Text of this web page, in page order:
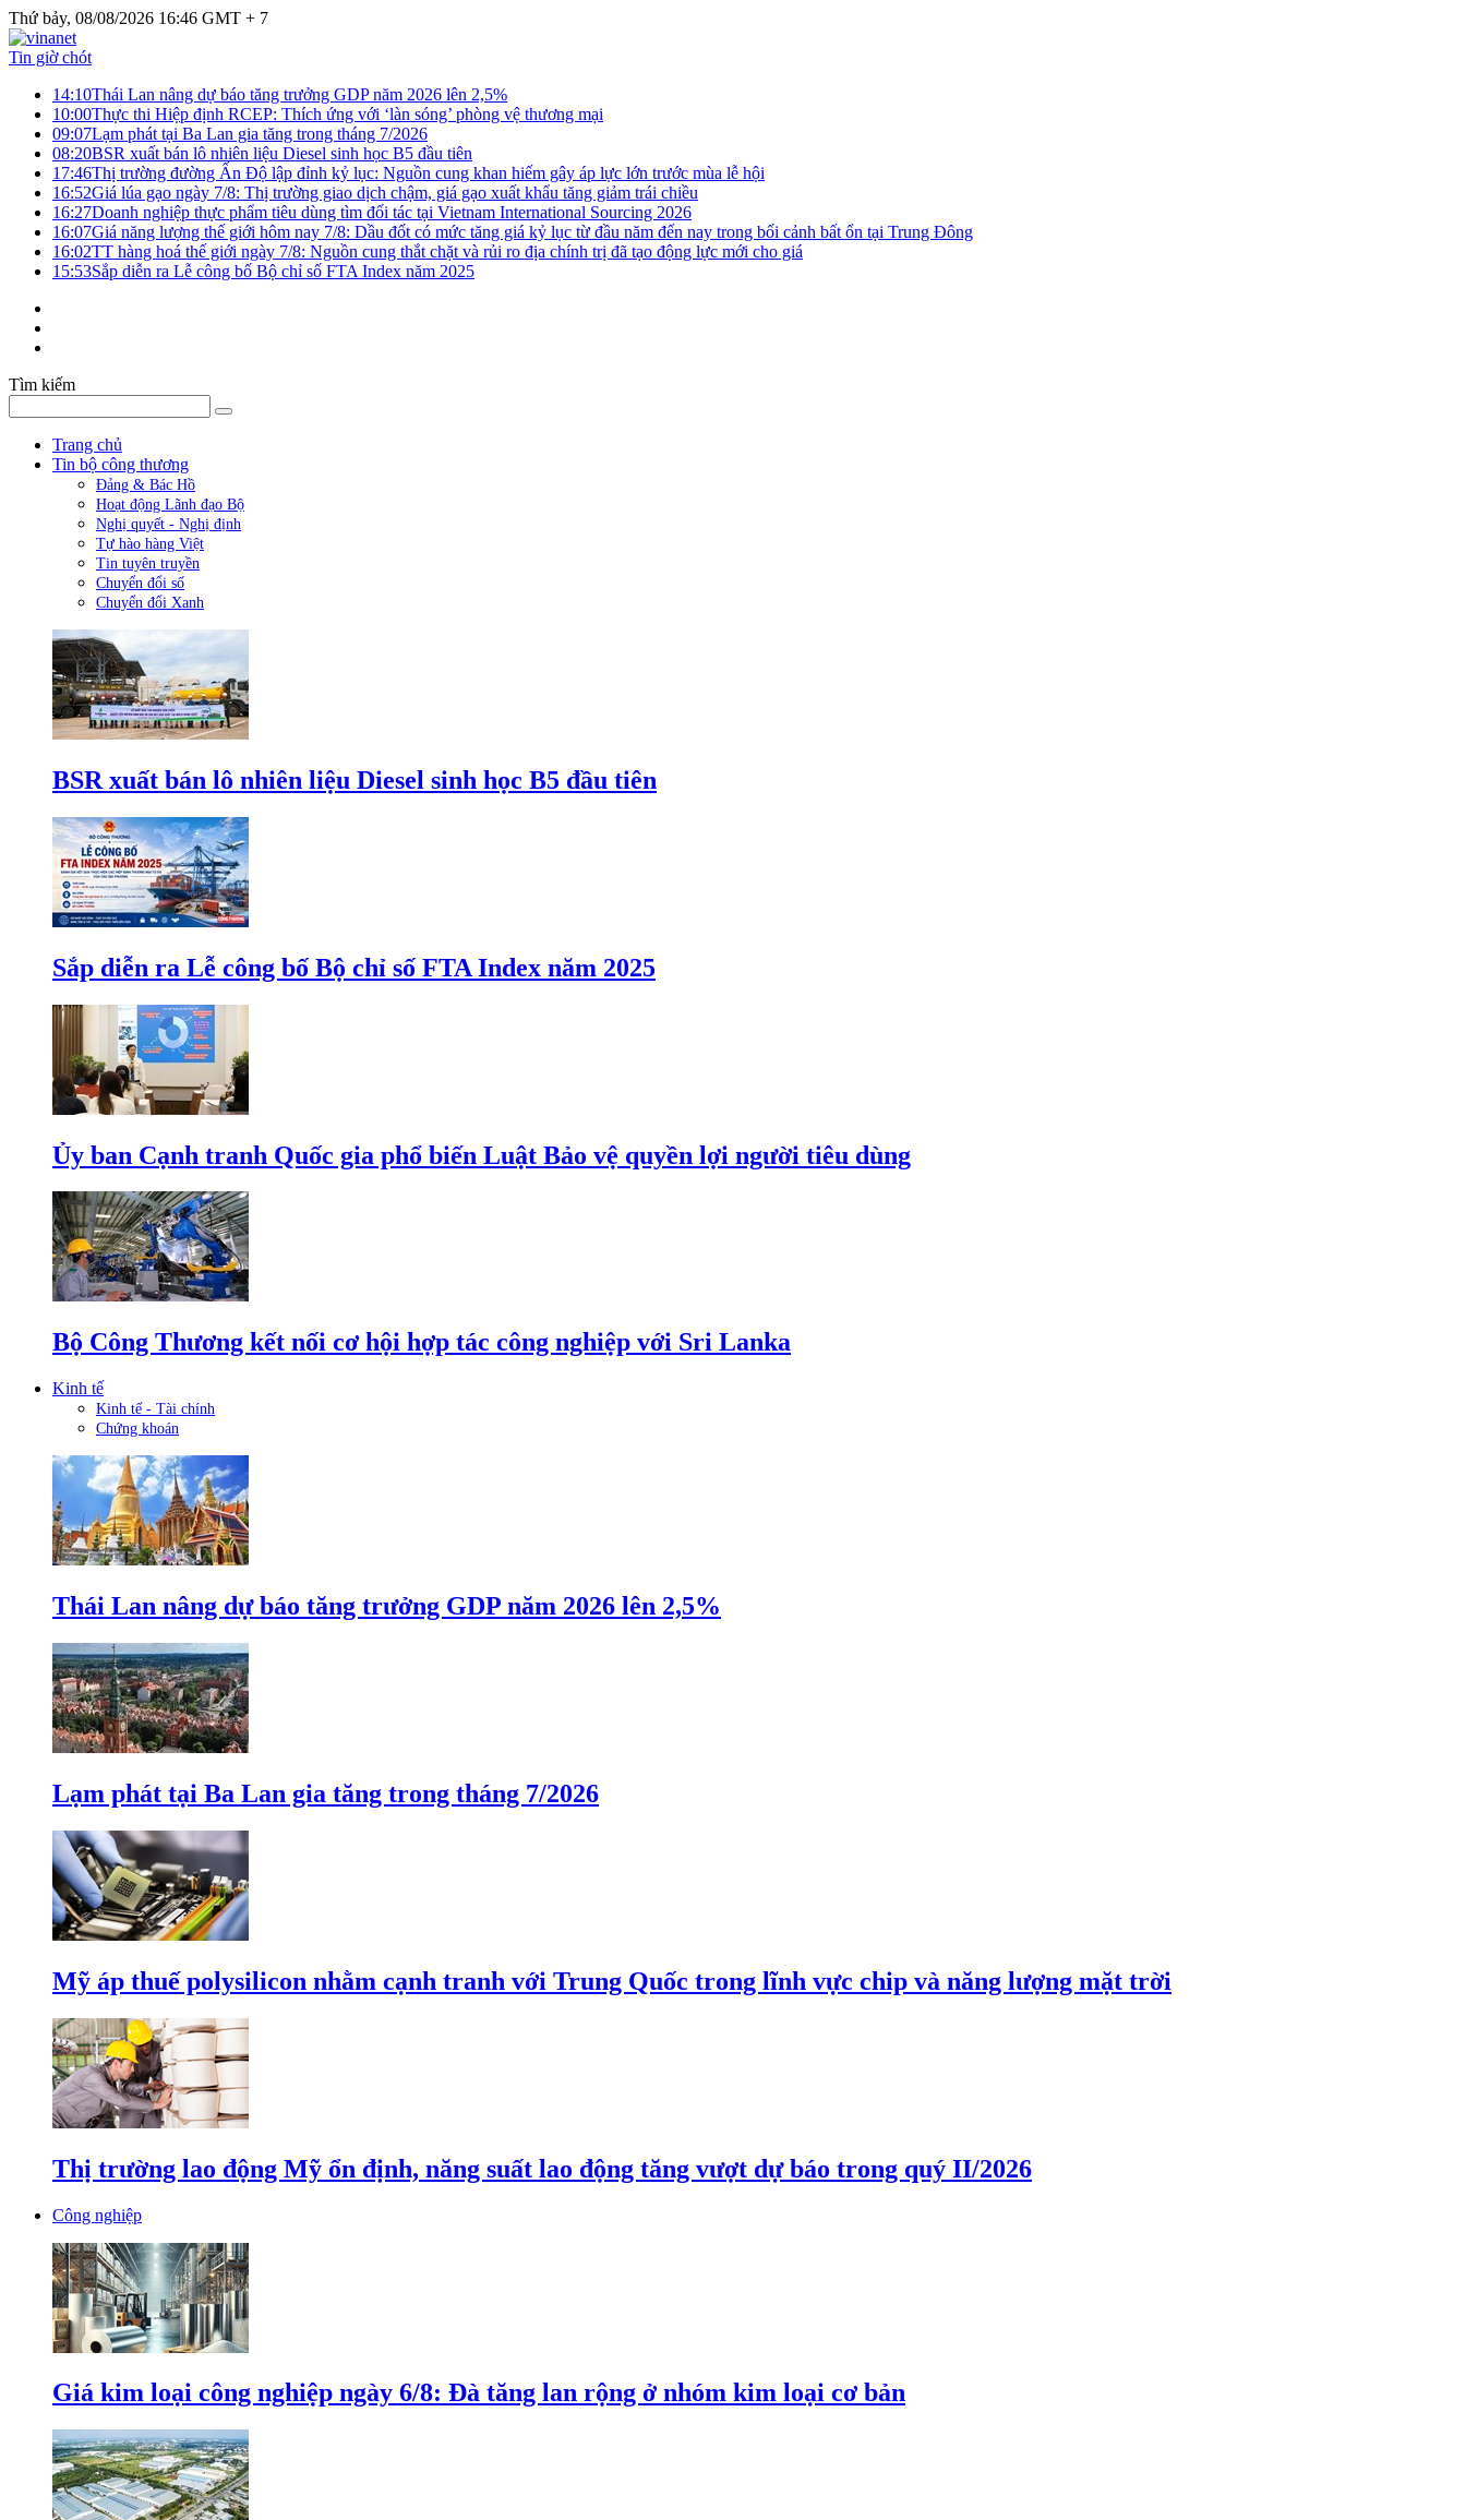
Thứ bảy, 08/08/2026 16:46 GMT + 7
Tin giờ chót
14:10Thái Lan nâng dự báo tăng trưởng GDP năm 2026 lên 2,5%
10:00Thực thi Hiệp định RCEP: Thích ứng với ‘làn sóng’ phòng vệ thương mại
09:07Lạm phát tại Ba Lan gia tăng trong tháng 7/2026
08:20BSR xuất bán lô nhiên liệu Diesel sinh học B5 đầu tiên
17:46Thị trường đường Ấn Độ lập đỉnh kỷ lục: Nguồn cung khan hiếm gây áp lực lớn trước mùa lễ hội
16:52Giá lúa gạo ngày 7/8: Thị trường giao dịch chậm, giá gạo xuất khẩu tăng giảm trái chiều
16:27Doanh nghiệp thực phẩm tiêu dùng tìm đối tác tại Vietnam International Sourcing 2026
16:07Giá năng lượng thế giới hôm nay 7/8: Dầu đốt có mức tăng giá kỷ lục từ đầu năm đến nay trong bối cảnh bất ổn tại Trung Đông
16:02TT hàng hoá thế giới ngày 7/8: Nguồn cung thắt chặt và rủi ro địa chính trị đã tạo động lực mới cho giá
15:53Sắp diễn ra Lễ công bố Bộ chỉ số FTA Index năm 2025
Tìm kiếm
Trang chủ
Tin bộ công thương
Đảng & Bác Hồ
Hoạt động Lãnh đạo Bộ
Nghị quyết - Nghị định
Tự hào hàng Việt
Tin tuyên truyền
Chuyển đổi số
Chuyển đổi Xanh
BSR xuất bán lô nhiên liệu Diesel sinh học B5 đầu tiên
Sắp diễn ra Lễ công bố Bộ chỉ số FTA Index năm 2025
Ủy ban Cạnh tranh Quốc gia phổ biến Luật Bảo vệ quyền lợi người tiêu dùng
Bộ Công Thương kết nối cơ hội hợp tác công nghiệp với Sri Lanka
Kinh tế
Kinh tế - Tài chính
Chứng khoán
Thái Lan nâng dự báo tăng trưởng GDP năm 2026 lên 2,5%
Lạm phát tại Ba Lan gia tăng trong tháng 7/2026
Mỹ áp thuế polysilicon nhằm cạnh tranh với Trung Quốc trong lĩnh vực chip và năng lượng mặt trời
Thị trường lao động Mỹ ổn định, năng suất lao động tăng vượt dự báo trong quý II/2026
Công nghiệp
Giá kim loại công nghiệp ngày 6/8: Đà tăng lan rộng ở nhóm kim loại cơ bản